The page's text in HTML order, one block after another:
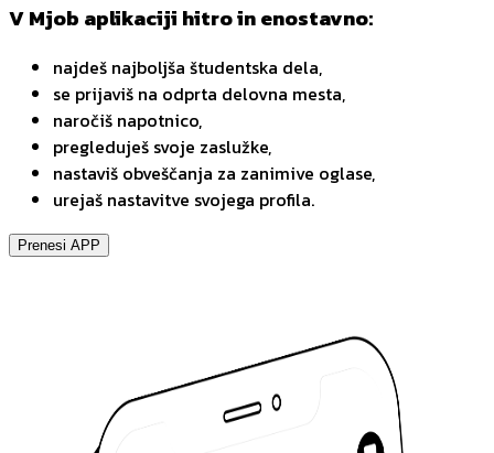
V Mjob aplikaciji hitro in enostavno:
najdeš najboljša študentska dela,
se prijaviš na odprta delovna mesta,
naročiš napotnico,
pregleduješ svoje zaslužke,
nastaviš obveščanja za zanimive oglase,
urejaš nastavitve svojega profila.
Prenesi APP